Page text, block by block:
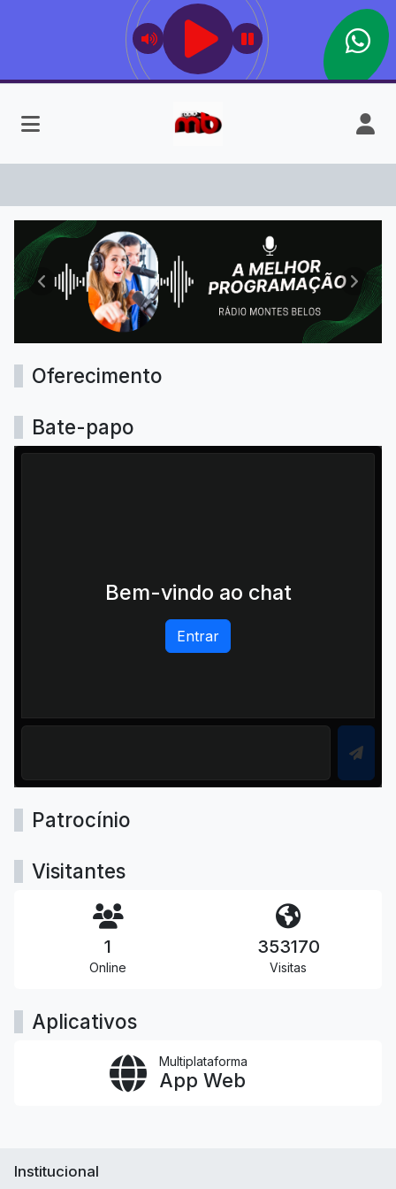
Rádio Montes Belos
Anterior
Oferecimento
Bate-papo
Bem-vindo ao chat
Entrar
Patrocínio
Visitantes
1
Online
353170
Visitas
Aplicativos
Multiplataforma
App Web
Institucional